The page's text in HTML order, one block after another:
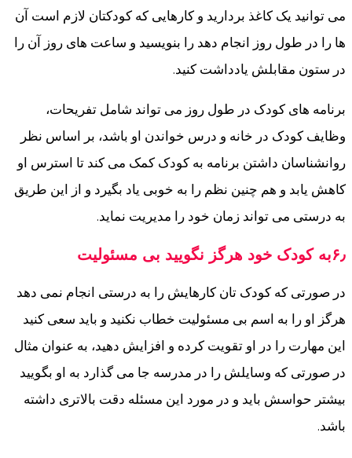
می توانید یک کاغذ بردارید و کارهایی که کودکتان لازم است آن
ها را در طول روز انجام دهد را بنویسید و ساعت های روز آن را
در ستون مقابلش یادداشت کنید.
برنامه های کودک در طول روز می تواند شامل تفریحات،
وظایف کودک در خانه و درس خواندن او باشد، بر اساس نظر
روانشناسان داشتن برنامه به کودک کمک می کند تا استرس او
کاهش یابد و هم چنین نظم را به خوبی یاد بگیرد و از این طریق
به درستی می تواند زمان خود را مدیریت نماید.
۶٫به کودک خود هرگز نگویید بی مسئولیت
در صورتی که کودک تان کارهایش را به درستی انجام نمی دهد
هرگز او را به اسم بی مسئولیت خطاب نکنید و باید سعی کنید
این مهارت را در او تقویت کرده و افزایش دهید، به عنوان مثال
در صورتی که وسایلش را در مدرسه جا می گذارد به او بگویید
بیشتر حواسش باید و در مورد این مسئله دقت بالاتری داشته
باشد.